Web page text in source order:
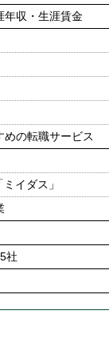
年収・生涯賃金
の転職サービス
イダス」
社